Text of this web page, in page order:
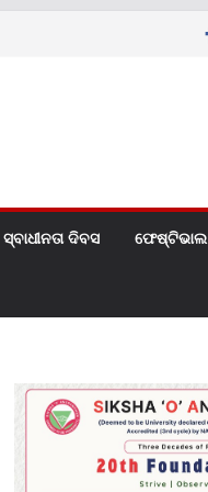
ସ୍ବାଧୀନତା ଦିବସ ଫେଷ୍ଟିଭାଲ